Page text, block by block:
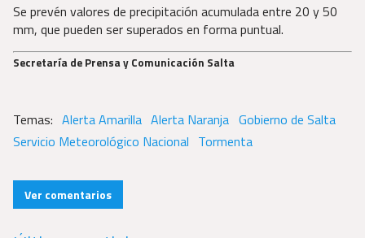
Se prevén valores de precipitación acumulada entre 20 y 50
mm, que pueden ser superados en forma puntual.
Secretaría de Prensa y Comunicación Salta
Alerta Amarilla Alerta Naranja Gobierno de Salta
Servicio Meteorológico Nacional Tormenta
Ver comentarios